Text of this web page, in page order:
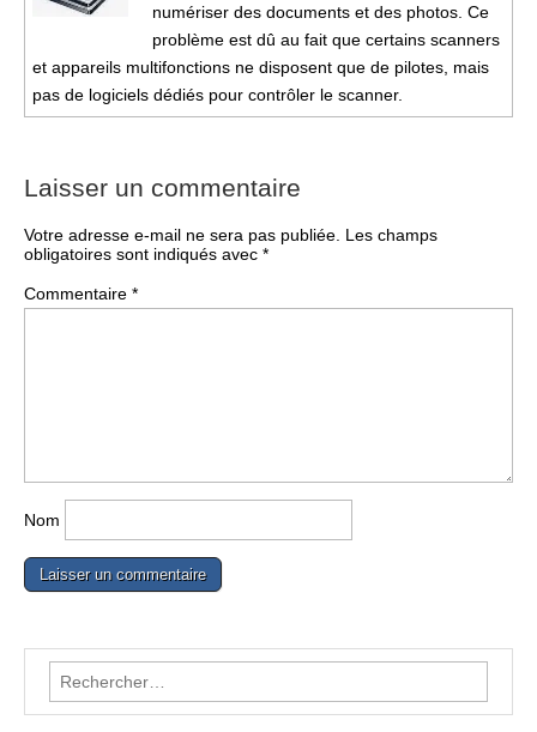
numériser des documents et des photos. Ce
problème est dû au fait que certains scanners
et appareils multifonctions ne disposent que de pilotes, mais
pas de logiciels dédiés pour contrôler le scanner.
Laisser un commentaire
Votre adresse e-mail ne sera pas publiée. Les champs
obligatoires sont indiqués avec *
Commentaire *
Nom
Rechercher :